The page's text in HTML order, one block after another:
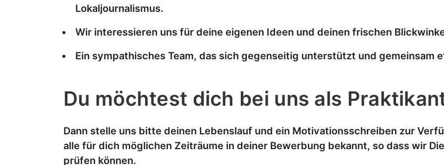
Lokaljournalismus.
Wir interessieren uns für deine eigenen Ideen und deinen frischen
Ein sympathisches Team, das sich gegenseitig unterstützt und gemeinsam
Du möchtest dich bei uns als
Dann stelle uns bitte deinen Lebenslauf und ein Motivationsschreiben zur
alle für dich möglichen Zeiträume in deiner Bewerbung bekannt, so dass wir
prüfen können.